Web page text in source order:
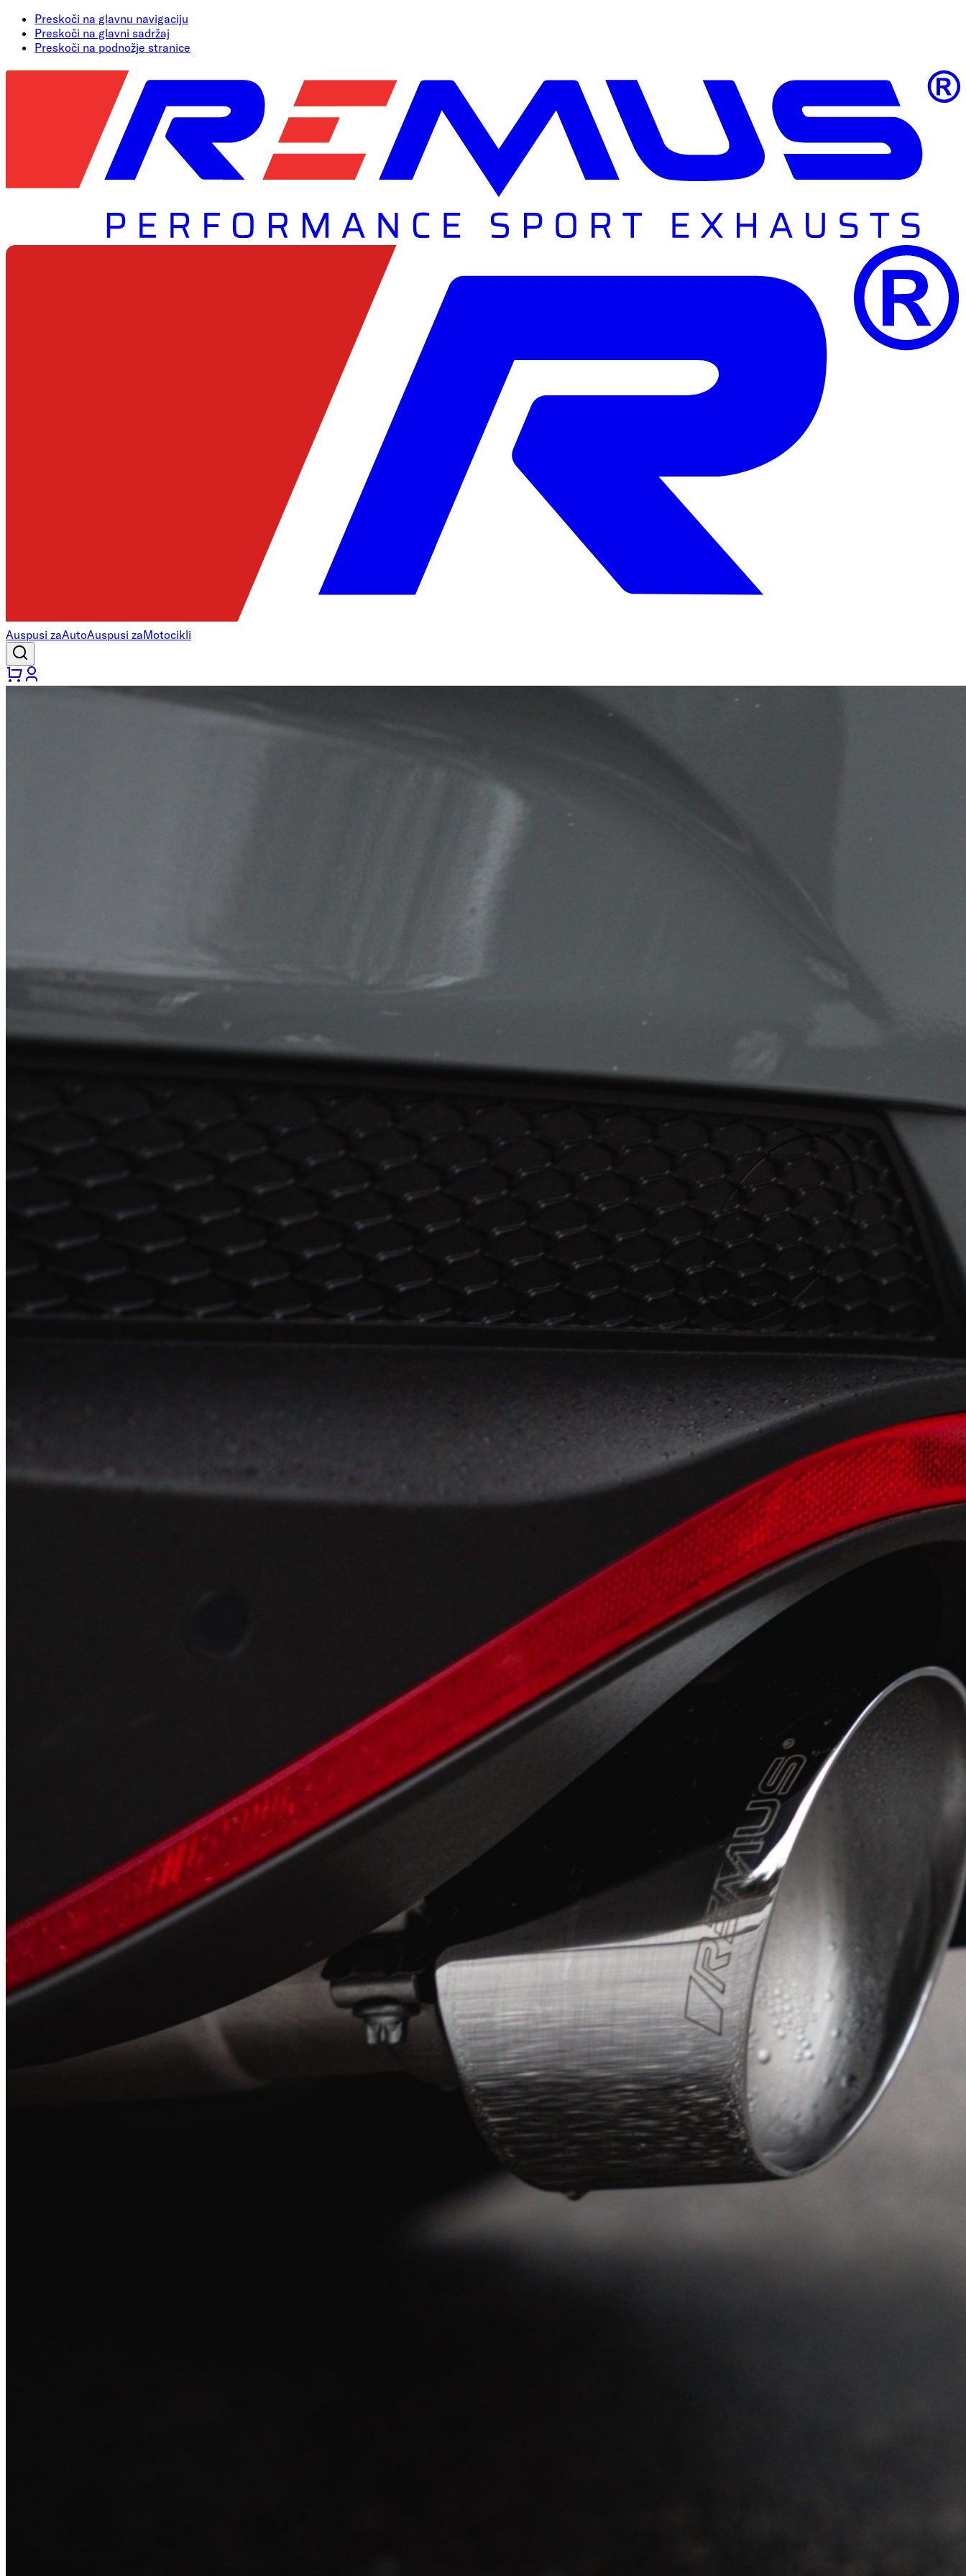
Preskoči na glavnu navigaciju
Preskoči na glavni sadržaj
Preskoči na podnožje stranice
Auspusi zaAutoAuspusi zaMotocikli